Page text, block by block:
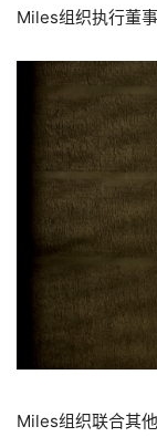
Miles组织执行董
Miles组织联合其